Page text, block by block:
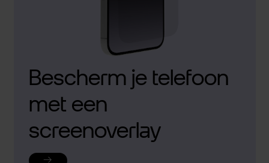
Bescherm je telefoon
met een
screenoverlay